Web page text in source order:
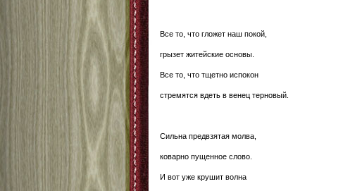
Все то, что гложет наш покой,
грызет житейские основы.
Все то, что тщетно испокон
стремятся вдеть в венец терновый.
Сильна предвзятая молва,
коварно пущенное слово.
И вот уже крушит волна